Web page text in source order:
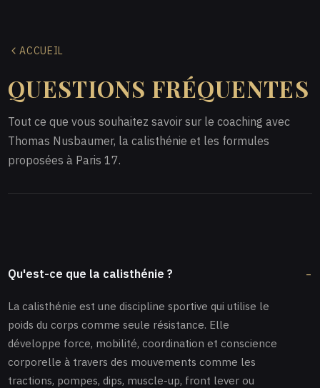
ACCUEIL
QUESTIONS FRÉQUENTES
Tout ce que vous souhaitez savoir sur le coaching avec
Thomas Nusbaumer, la calisthénie et les formules
proposées à Paris 17.
Qu'est-ce que la calisthénie ?
La calisthénie est une discipline sportive qui utilise le
poids du corps comme seule résistance. Elle
développe force, mobilité, coordination et conscience
corporelle à travers des mouvements comme les
tractions, pompes, dips, muscle-up, front lever ou